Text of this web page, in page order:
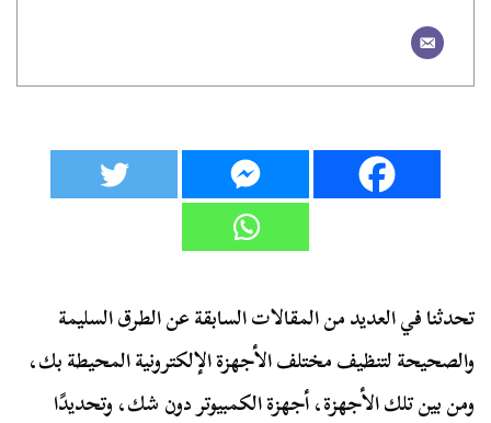
تحدثنا في العديد من المقالات السابقة عن الطرق السليمة
والصحيحة لتنظيف مختلف الأجهزة الإلكترونية المحيطة بك،
ومن بين تلك الأجهزة، أجهزة الكمبيوتر دون شك، وتحديدًا